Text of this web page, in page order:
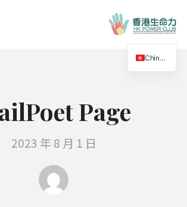
Page
2023 年 8 月 1 日
Chinese